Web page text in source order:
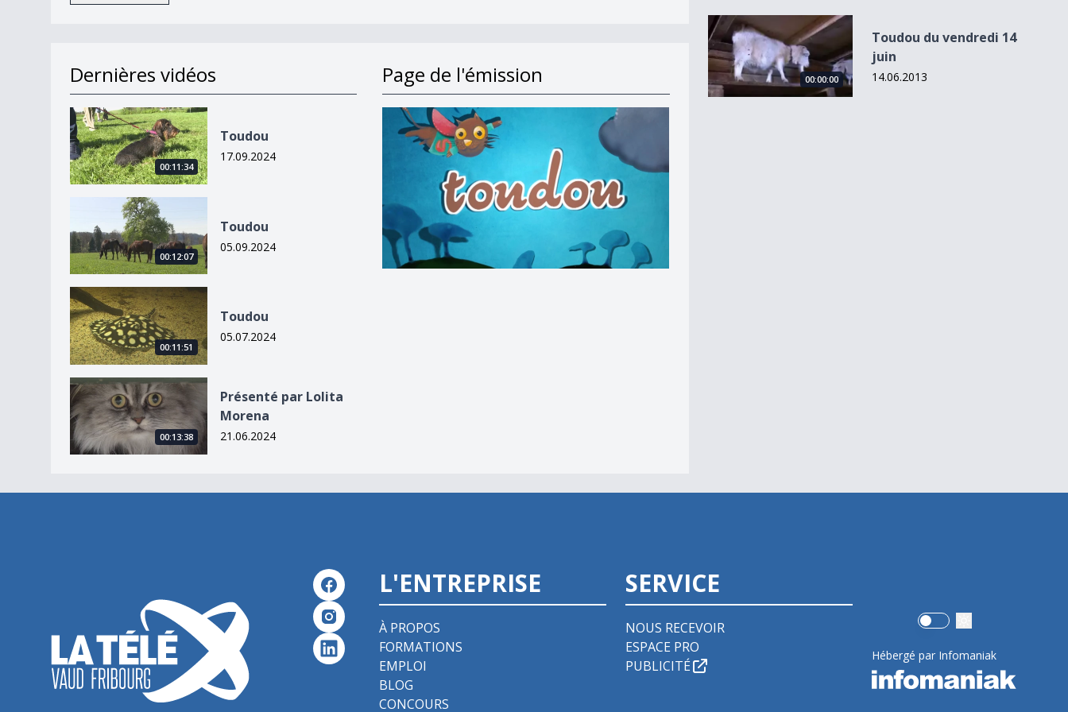
Dernières vidéos
Toudou
00:11:34
Toudou
17.09.2024
00:12:07
Toudou
05.09.2024
Toudou
00:11:51
Toudou
05.07.2024
Présenté par Lolita Morena
00:13:38
Présenté par Lolita
Morena
21.06.2024
Page de l'émission
Toudou du vendredi 14 juin
00:00:00
Toudou du vendredi 14
juin
14.06.2013
L'ENTREPRISE
À PROPOS
FORMATIONS
EMPLOI
BLOG
CONCOURS
SERVICE
NOUS RECEVOIR
ESPACE PRO
PUBLICITÉ
Use setting
Hébergé par Infomaniak